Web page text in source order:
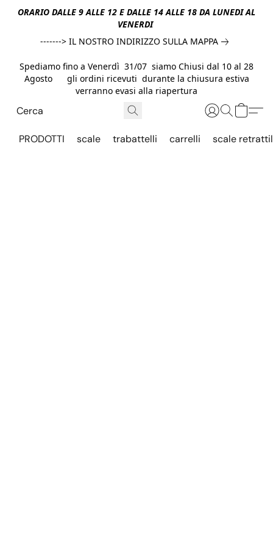
ORARIO DALLE 9 ALLE 12 E DALLE 14 ALLE 18 DA LUNEDI AL
VENERDI
-------> IL NOSTRO INDIRIZZO SULLA MAPPA
Spediamo fino a Venerdì 31/07 siamo Chiusi dal 10 al 28
Agosto gli ordini ricevuti durante la chiusura estiva
verranno evasi alla riapertura
PRODOTTI scale trabattelli carrelli scale